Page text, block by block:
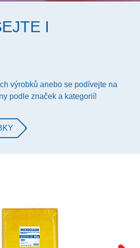
I
výrobků anebo se podívejte na
podle značek a kategorií!